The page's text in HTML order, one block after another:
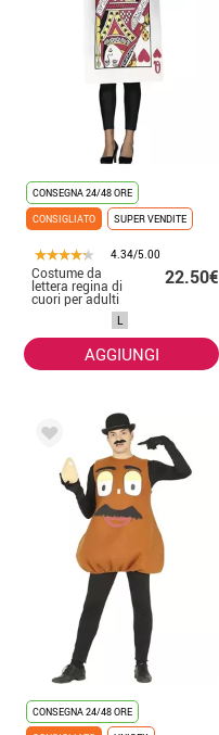
CONSEGNA 24/48 ORE
CONSIGLIATO
SUPER VENDITE
4.34/5.00
Costume da
lettera regina di
cuori per adulti
22.50€
L
AGGIUNGI
CONSEGNA 24/48 ORE